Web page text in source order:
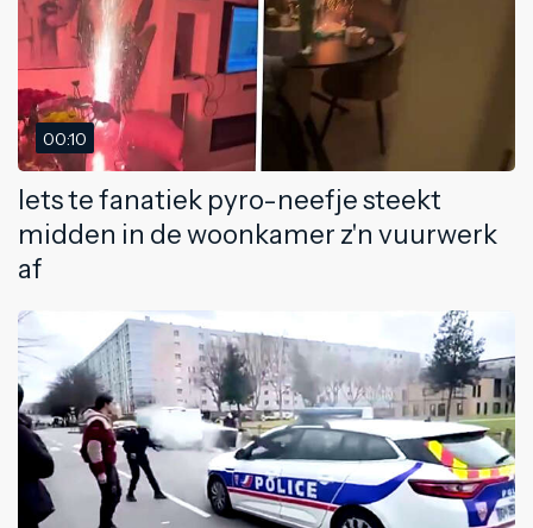
00:10
Iets te fanatiek pyro-neefje steekt
midden in de woonkamer z'n vuurwerk
af